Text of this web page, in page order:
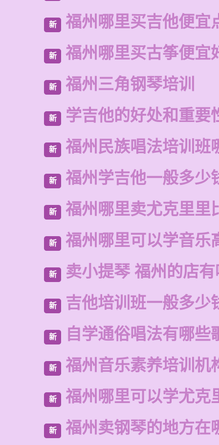
新 福州哪里买吉他便宜
新 福州哪里买古筝便宜
新 福州三角钢琴培训
新 学吉他的好处和重要
新 福州民族唱法培训班
新 福州学吉他一般多少
新 福州哪里卖尤克里里
新 福州哪里可以学音乐
新 卖小提琴 福州的店
新 吉他培训班一般多少
新 自学通俗唱法有哪些
新 福州音乐素养培训机
新 福州哪里可以学尤克
新 福州卖钢琴的地方在